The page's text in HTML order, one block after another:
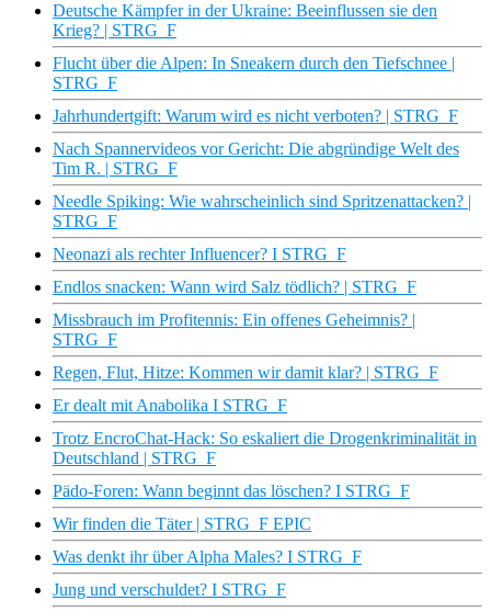
Deutsche Kämpfer in der Ukraine: Beeinflussen sie den
Krieg? | STRG_F
Flucht über die Alpen: In Sneakern durch den Tiefschnee |
STRG_F
Jahrhundertgift: Warum wird es nicht verboten? | STRG_F
Nach Spannervideos vor Gericht: Die abgründige Welt des
Tim R. | STRG_F
Needle Spiking: Wie wahrscheinlich sind Spritzenattacken? |
STRG_F
Neonazi als rechter Influencer? I STRG_F
Endlos snacken: Wann wird Salz tödlich? | STRG_F
Missbrauch im Profitennis: Ein offenes Geheimnis? |
STRG_F
Regen, Flut, Hitze: Kommen wir damit klar? | STRG_F
Er dealt mit Anabolika I STRG_F
Trotz EncroChat-Hack: So eskaliert die Drogenkriminalität in
Deutschland | STRG_F
Pädo-Foren: Wann beginnt das löschen? I STRG_F
Wir finden die Täter | STRG_F EPIC
Was denkt ihr über Alpha Males? I STRG_F
Jung und verschuldet? I STRG_F